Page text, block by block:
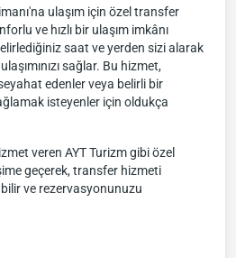
ulaşım için özel transfer
ve hızlı bir ulaşım imkânı
saat ve yerden sizi alarak
sağlar. Bu hizmet,
edenler veya belirli bir
isteyenler için oldukça
veren AYT Turizm gibi özel
geçerek, transfer hizmeti
ve rezervasyonunuzu